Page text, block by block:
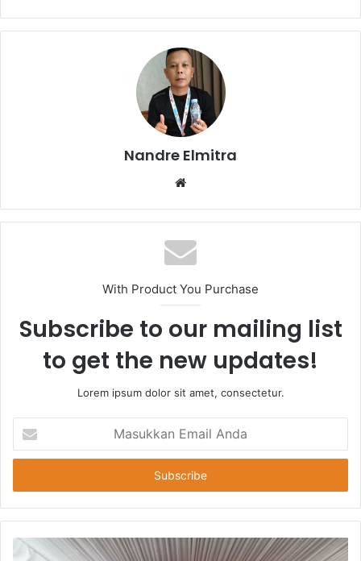
Nandre Elmitra
Website
With Product You Purchase
Subscribe to our mailing list
to get the new updates!
Lorem ipsum dolor sit amet, consectetur.
Email
Anda